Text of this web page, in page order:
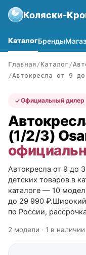
Коляски-
КаталогБренды
Главная Каталог
Автокресла от 9
Официальный дилер
(1/2/3)
Автокресла от 9 до
детских товаров в
каталоге — 10
до 29 990 ₽.Широкий
по России,
2 модели · 1 в наличии